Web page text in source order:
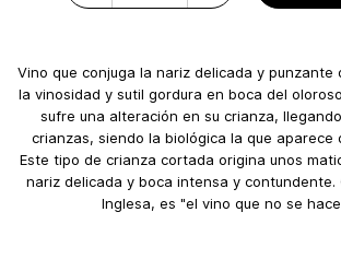
Vino que conjuga la nariz delicada y punzante
la vinosidad y sutil gordura en boca del
sufre una alteración en su crianza,
crianzas, siendo la biológica la que aparece
Este tipo de crianza cortada origina unos
nariz delicada y boca intensa y contundente.
Inglesa, es "el vino que no se